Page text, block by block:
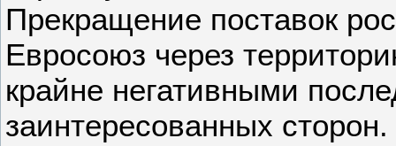
Прекращение поставок
Евросоюз через
крайне негативными
заинтересованных